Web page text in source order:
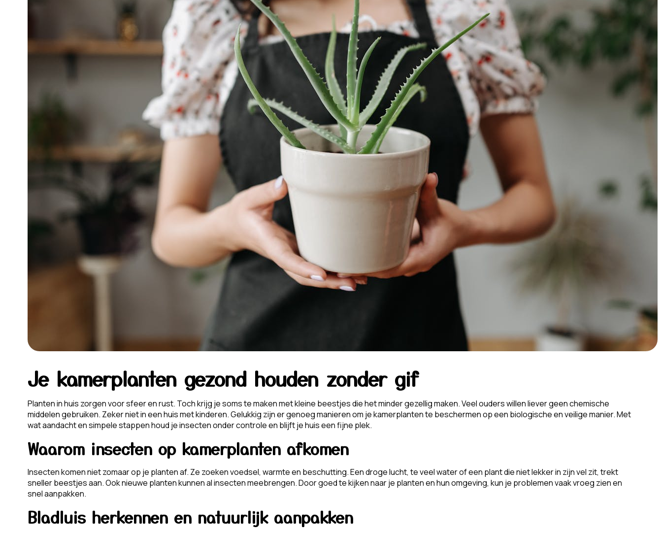
Je kamerplanten gezond houden zonder gif
Planten in huis zorgen voor sfeer en rust. Toch krijg je soms te maken met kleine beestjes die het minder gezellig maken. Veel ouders willen liever geen chemische
middelen gebruiken. Zeker niet in een huis met kinderen. Gelukkig zijn er genoeg manieren om je kamerplanten te beschermen op een biologische en veilige manier. Met
wat aandacht en simpele stappen houd je insecten onder controle en blijft je huis een fijne plek.
Waarom insecten op kamerplanten afkomen
Insecten komen niet zomaar op je planten af. Ze zoeken voedsel, warmte en beschutting. Een droge lucht, te veel water of een plant die niet lekker in zijn vel zit, trekt
sneller beestjes aan. Ook nieuwe planten kunnen al insecten meebrengen. Door goed te kijken naar je planten en hun omgeving, kun je problemen vaak vroeg zien en
snel aanpakken.
Bladluis herkennen en natuurlijk aanpakken